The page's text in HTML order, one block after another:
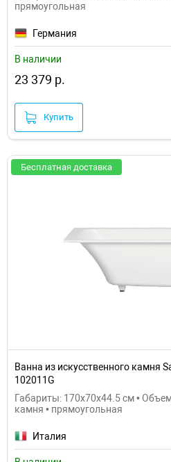
прямоугольная
Германия
В наличии
23 379 р.
Купить
Бесплатная доставка
Ванна из искусственного камня
102011G
Габариты: 170x70x44.5 см •
камня • прямоугольная
Италия